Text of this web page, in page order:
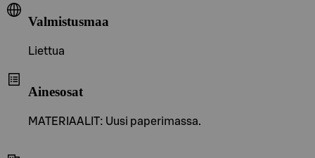
Valmistusmaa
Liettua
Ainesosat
MATERIAALIT: Uusi paperimassa.